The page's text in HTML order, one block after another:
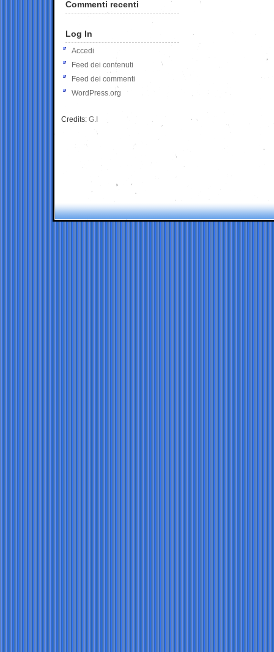
Commenti recenti
Log In
Accedi
Feed dei contenuti
Feed dei commenti
WordPress.org
Credits: G.I